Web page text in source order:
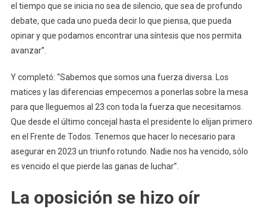
el tiempo que se inicia no sea de silencio, que sea de profundo
debate, que cada uno pueda decir lo que piensa, que pueda
opinar y que podamos encontrar una síntesis que nos permita
avanzar”.
Y completó: “Sabemos que somos una fuerza diversa. Los
matices y las diferencias empecemos a ponerlas sobre la mesa
para que lleguemos al 23 con toda la fuerza que necesitamos.
Que desde el último concejal hasta el presidente lo elijan primero
en el Frente de Todos. Tenemos que hacer lo necesario para
asegurar en 2023 un triunfo rotundo. Nadie nos ha vencido, sólo
es vencido el que pierde las ganas de luchar”.
La oposición se hizo oír